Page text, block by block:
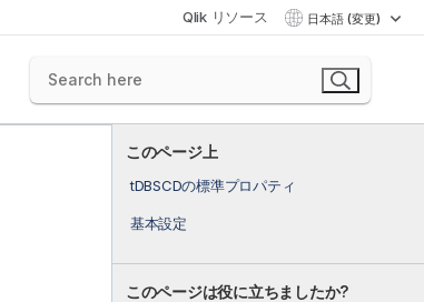
Qlik リソース 日本語 (変更)
このページ上
tDBSCDの標準プロパティ
基本設定
このページは役に立ちましたか?